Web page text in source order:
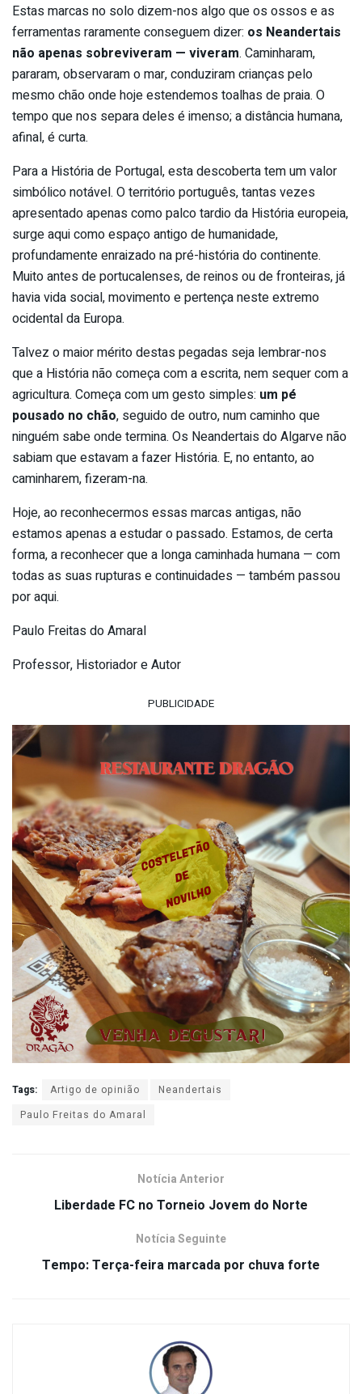
Estas marcas no solo dizem-nos algo que os ossos e as
ferramentas raramente conseguem dizer: os Neandertais
não apenas sobreviveram — viveram. Caminharam,
pararam, observaram o mar, conduziram crianças pelo
mesmo chão onde hoje estendemos toalhas de praia. O
tempo que nos separa deles é imenso; a distância humana,
afinal, é curta.
Para a História de Portugal, esta descoberta tem um valor
simbólico notável. O território português, tantas vezes
apresentado apenas como palco tardio da História europeia,
surge aqui como espaço antigo de humanidade,
profundamente enraizado na pré-história do continente.
Muito antes de portucalenses, de reinos ou de fronteiras, já
havia vida social, movimento e pertença neste extremo
ocidental da Europa.
Talvez o maior mérito destas pegadas seja lembrar-nos
que a História não começa com a escrita, nem sequer com a
agricultura. Começa com um gesto simples: um pé
pousado no chão, seguido de outro, num caminho que
ninguém sabe onde termina. Os Neandertais do Algarve não
sabiam que estavam a fazer História. E, no entanto, ao
caminharem, fizeram-na.
Hoje, ao reconhecermos essas marcas antigas, não
estamos apenas a estudar o passado. Estamos, de certa
forma, a reconhecer que a longa caminhada humana — com
todas as suas rupturas e continuidades — também passou
por aqui.
Paulo Freitas do Amaral
Professor, Historiador e Autor
PUBLICIDADE
Tags: Artigo de opinião
Neandertais
Paulo Freitas do Amaral
Notícia Anterior
Liberdade FC no Torneio Jovem do Norte
Notícia Seguinte
Tempo: Terça-feira marcada por chuva forte